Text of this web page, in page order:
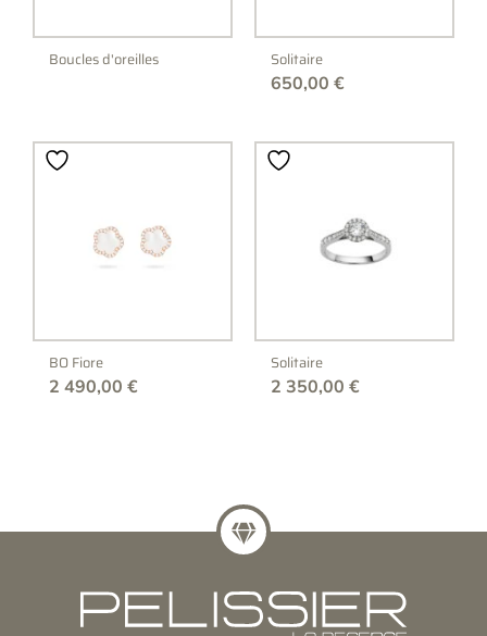
Boucles d'oreilles Solitaire
650,00 €
BO Fiore
2 490,00 €
Solitaire
2 350,00 €